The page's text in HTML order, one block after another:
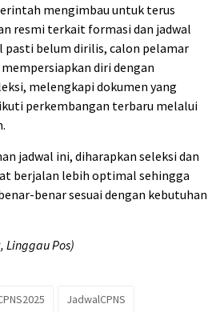
mengimbau untuk terus
resmi terkait formasi dan jadwal
pasti belum dirilis, calon pelamar
diri dengan
melengkapi dokumen yang
perkembangan terbaru melalui
jadwal ini, diharapkan seleksi dan
berjalan lebih optimal sehingga
benar sesuai dengan kebutuhan
Linggau Pos)
JadwalCPNS